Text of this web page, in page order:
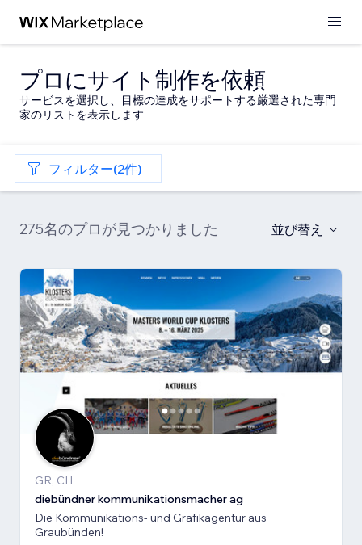
プロにサイト制作を依頼
サービスを選択し、目標の達成をサポートする厳選された専門
家のリストを表示します
フィルター(2件)
275名のプロが見つかりました 並び替え
GR, CH
diebündner kommunikationsmacher ag
Die Kommunikations- und Grafikagentur aus
Graubünden!